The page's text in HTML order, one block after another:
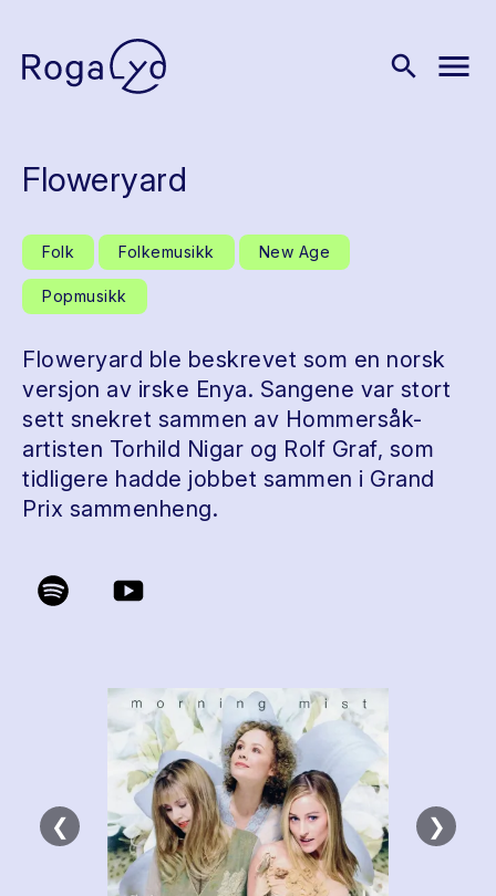
search menu
Floweryard
Folk Folkemusikk New Age
Popmusikk
Floweryard ble beskrevet som en norsk
versjon av irske Enya. Sangene var stort
sett snekret sammen av Hommersåk-
artisten Torhild Nigar og Rolf Graf, som
tidligere hadde jobbet sammen i Grand
Prix sammenheng.
❮ ❯